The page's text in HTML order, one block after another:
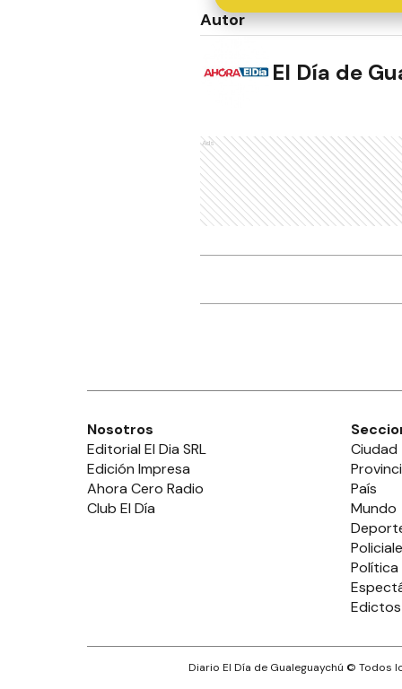
Autor
El Día de
Ads
Nosotros
Editorial El Dia SRL
Edición Impresa
Ahora Cero Radio
Club El Día
Ciudad
País
Mundo
Política
Edictos
Diario El Día de Gualeguaychú © Todos